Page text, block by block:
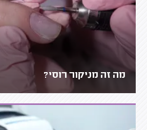
מה זה מניקור רוסי?